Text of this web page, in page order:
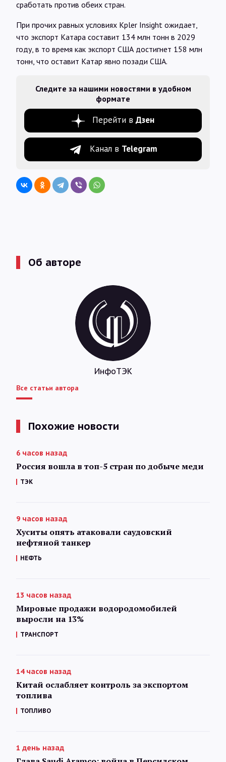
сработать против обеих стран.
При прочих равных условиях Kpler Insight ожидает,
что экспорт Катара составит 134 млн тонн в 2029
году, в то время как экспорт США достигнет 158 млн
тонн, что оставит Катар явно позади США.
Следите за нашими новостями в удобном
формате
Перейти в Дзен
Канал в Telegram
Об авторе
ИнфоТЭК
Все статьи автора
Похожие новости
6 часов назад
Россия вошла в топ-5 стран по добыче меди
ТЭК
9 часов назад
Хуситы опять атаковали саудовский
нефтяной танкер
НЕФТЬ
13 часов назад
Мировые продажи водородомобилей
выросли на 13%
ТРАНСПОРТ
14 часов назад
Китай ослабляет контроль за экспортом
топлива
ТОПЛИВО
1 день назад